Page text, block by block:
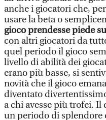
anche i giocatori che,
usare la beta o
gioco prendesse piede
con altri giocatori da
quel periodo il gioco
livello di abilità dei
erano più basse, si
novità che il gioco
diventato
a chi avesse più trofei. Il
un periodo di splendore